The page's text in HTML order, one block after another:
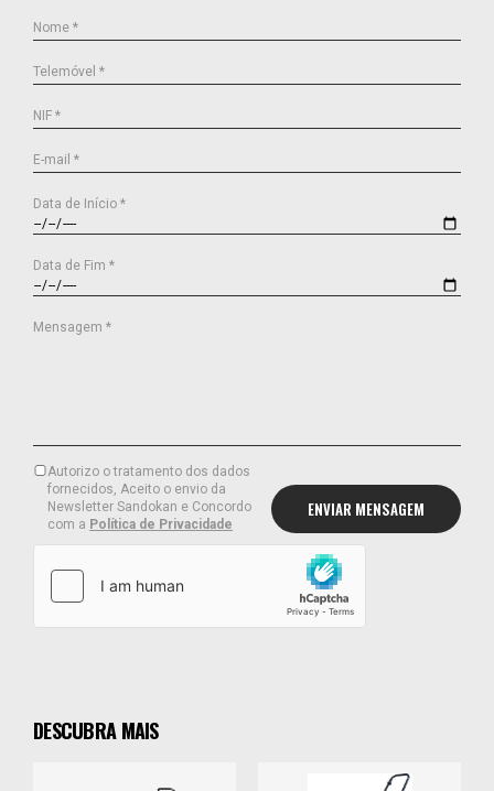
Nome *
Telemóvel *
NIF *
E-mail *
Data de Início *
Data de Fim *
Mensagem *
Autorizo o tratamento dos dados
fornecidos, Aceito o envio da
Newsletter Sandokan e Concordo
com a Política de Privacidade
DESCUBRA MAIS